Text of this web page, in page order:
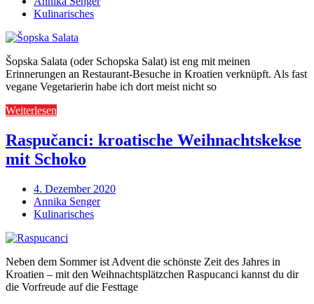
Kulinarisches
Šopska Salata (oder Schopska Salat) ist eng mit meinen
Erinnerungen an Restaurant-Besuche in Kroatien verknüpft. Als fast
vegane Vegetarierin habe ich dort meist nicht so
Weiterlesen
Raspučanci: kroatische Weihnachtskekse
mit Schoko
4. Dezember 2020
Annika Senger
Kulinarisches
Neben dem Sommer ist Advent die schönste Zeit des Jahres in
Kroatien – mit den Weihnachtsplätzchen Raspucanci kannst du dir
die Vorfreude auf die Festtage